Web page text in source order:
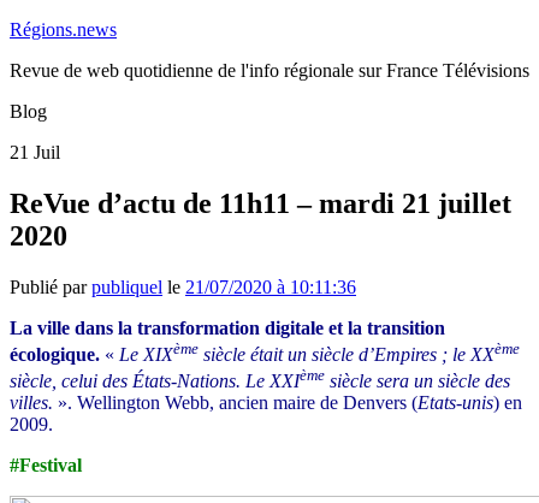
Régions.news
Revue de web quotidienne de l'info régionale sur France Télévisions
Blog
21 Juil
ReVue d’actu de 11h11 – mardi 21 juillet
2020
Publié parpubliquel le 21/07/2020 à 10:11:36
La ville dans la transformation digitale et la transition
écologique. « Le XIXème siècle était un siècle d’Empires ; le XXème
siècle, celui des États-Nations. Le XXIème siècle sera un siècle des
villes. ». Wellington Webb, ancien maire de Denvers (Etats-unis) en
2009.
#Festival